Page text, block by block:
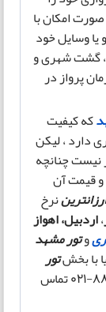
امکان با
یا وسایل خود
گشت شهری و
پرواز در
که کیفیت
دارد ، لیکن
نیست چنانچه
قیمت آن
ارزانتریننرخ
،اردبیل، اهواز
وتور مشهد
با بخشتور
به شماره 88921447-021 تماس